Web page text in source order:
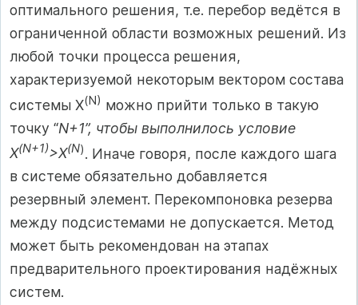
оптимального решения, т.е. перебор ведётся в
ограниченной области возможных решений. Из
любой точки процесса решения,
характеризуемой некоторым вектором состава
системы X(N) можно прийти только в такую
точку “N+1”, чтобы выполнилось условие
X(N+1)>X(N). Иначе говоря, после каждого шага
в системе обязательно добавляется
резервный элемент. Перекомпоновка резерва
между подсистемами не допускается. Метод
может быть рекомендован на этапах
предварительного проектирования надёжных
систем.